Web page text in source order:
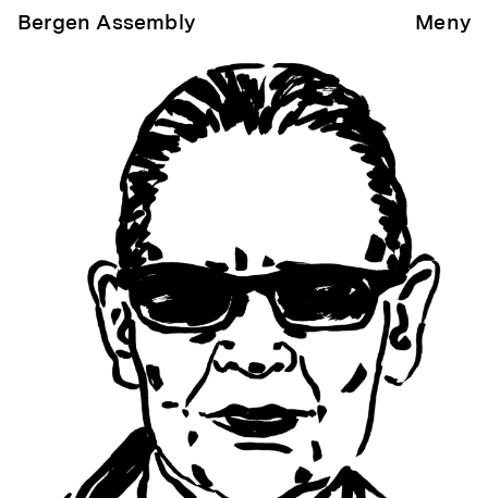
Bergen Assembly Meny